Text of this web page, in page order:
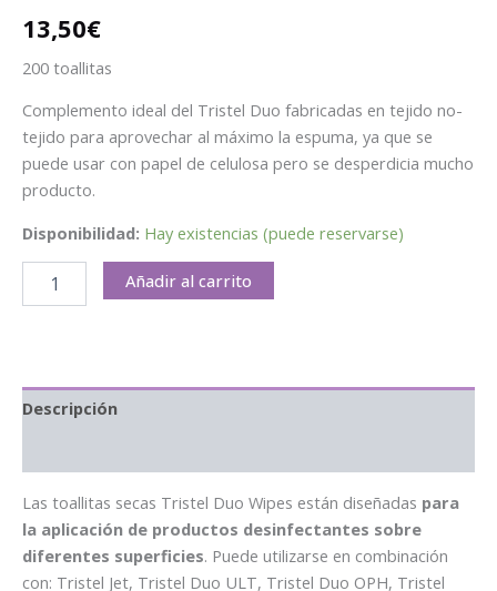
13,50€
200 toallitas
Complemento ideal del Tristel Duo fabricadas en tejido no-
tejido para aprovechar al máximo la espuma, ya que se
puede usar con papel de celulosa pero se desperdicia mucho
producto.
Disponibilidad: Hay existencias (puede reservarse)
Añadir al carrito
Descripción
Las toallitas secas Tristel Duo Wipes están diseñadas para
la aplicación de productos desinfectantes sobre
diferentes superficies. Puede utilizarse en combinación
con: Tristel Jet, Tristel Duo ULT, Tristel Duo OPH, Tristel